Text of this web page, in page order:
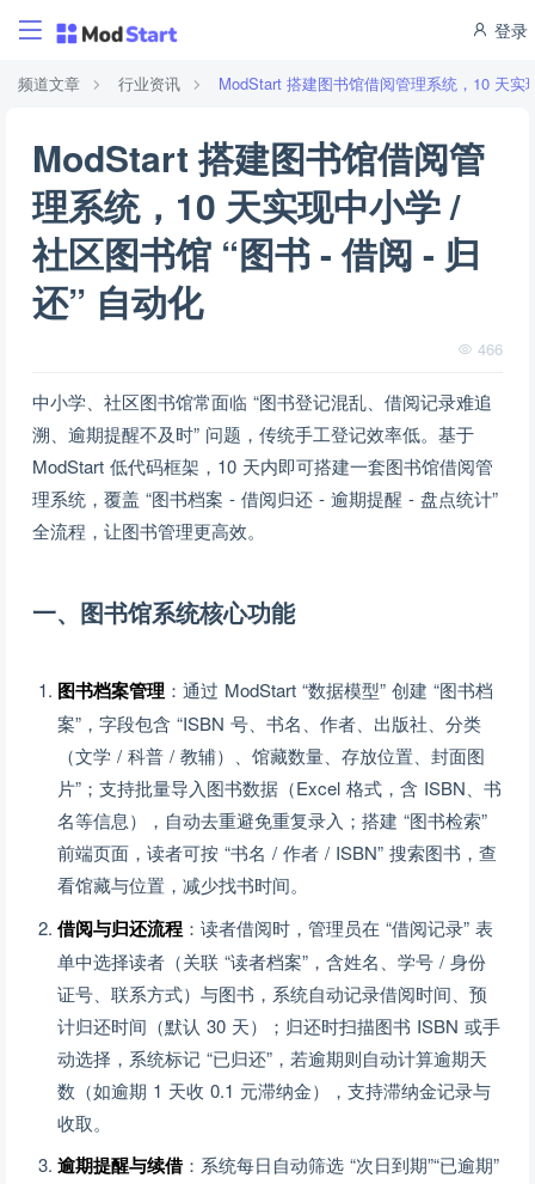
登录
频道文章 行业资讯 ModStart 搭建图书馆借阅管理系统，10 天实
ModStart 搭建图书馆借阅管
理系统，10 天实现中小学 /
社区图书馆 “图书 - 借阅 - 归
还” 自动化
466
中小学、社区图书馆常面临 “图书登记混乱、借阅记录难追
溯、逾期提醒不及时” 问题，传统手工登记效率低。基于
ModStart 低代码框架，10 天内即可搭建一套图书馆借阅管
理系统，覆盖 “图书档案 - 借阅归还 - 逾期提醒 - 盘点统计”
全流程，让图书管理更高效。
一、图书馆系统核心功能
图书档案管理 ：通过 ModStart “数据模型” 创建 “图书档
案”，字段包含 “ISBN 号、书名、作者、出版社、分类
（文学 / 科普 / 教辅）、馆藏数量、存放位置、封面图
片”；支持批量导入图书数据（Excel 格式，含 ISBN、书
名等信息），自动去重避免重复录入；搭建 “图书检索”
前端页面，读者可按 “书名 / 作者 / ISBN” 搜索图书，查
看馆藏与位置，减少找书时间。
借阅与归还流程 ：读者借阅时，管理员在 “借阅记录” 表
单中选择读者（关联 “读者档案”，含姓名、学号 / 身份
证号、联系方式）与图书，系统自动记录借阅时间、预
计归还时间（默认 30 天）；归还时扫描图书 ISBN 或手
动选择，系统标记 “已归还”，若逾期则自动计算逾期天
数（如逾期 1 天收 0.1 元滞纳金），支持滞纳金记录与
收取。
逾期提醒与续借：系统每日自动筛选 “次日到期”“已逾期”